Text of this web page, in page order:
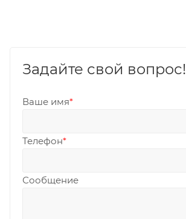
Задайте свой вопрос!
Ваше имя*
Телефон*
Сообщение